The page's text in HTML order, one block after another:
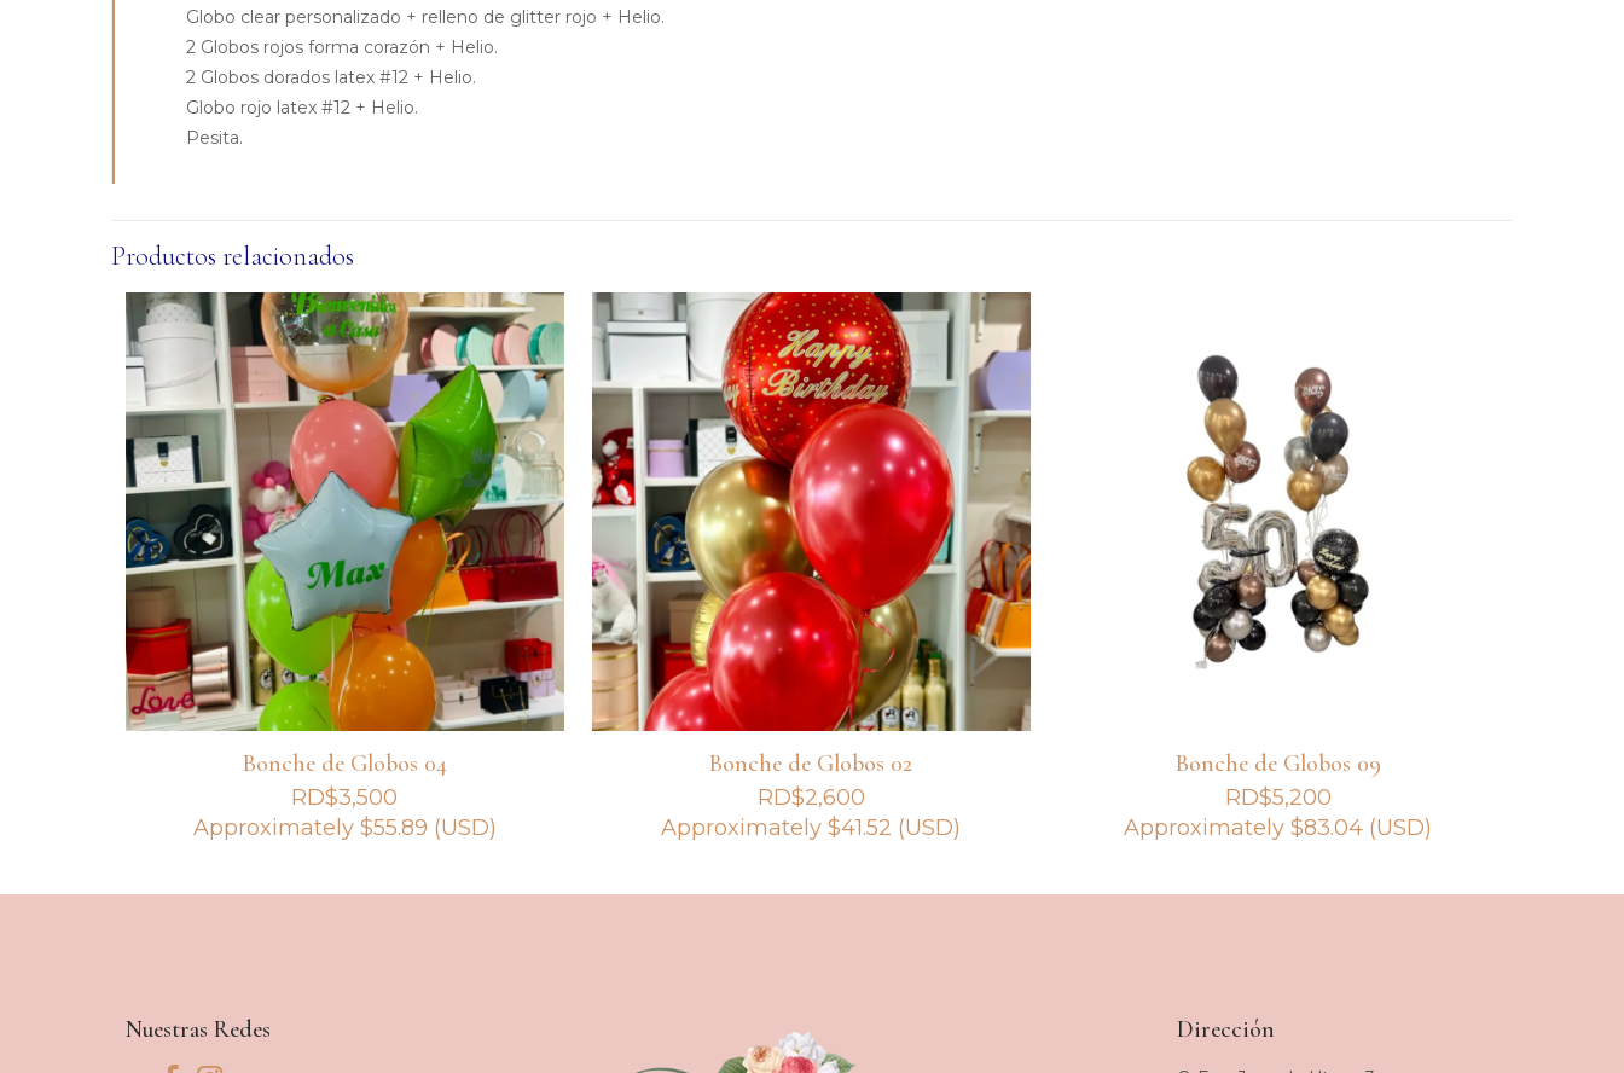
Globo clear personalizado + relleno de glitter rojo + Helio.
2 Globos rojos forma corazón + Helio.
2 Globos dorados latex #12 + Helio.
Globo rojo latex #12 + Helio.
Pesita.
Productos relacionados
Bonche de Globos 04
RD$3,500
Approximately $55.89 (USD)
Bonche de Globos 02
RD$2,600
Approximately$41.52 (USD)
Bonche de Globos 09
RD$5,200
Approximately$83.04 (USD)
Nuestras Redes Dirección